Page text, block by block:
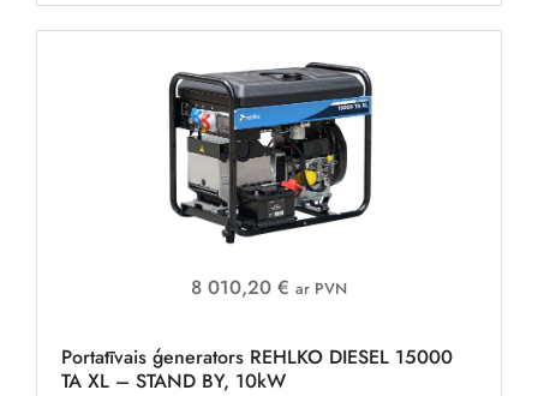
8 010,20 € ar PVN
Portatīvais ģenerators REHLKO DIESEL 15000
TA XL – STAND BY, 10kW